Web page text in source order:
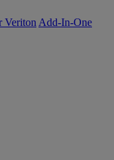
Veriton Add-In-One